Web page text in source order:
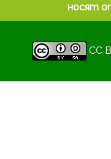
носят
CC